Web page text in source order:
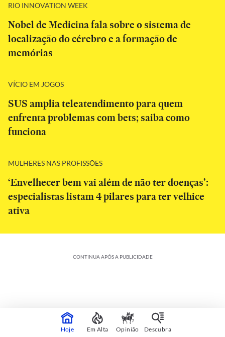
RIO INNOVATION WEEK
Nobel de Medicina fala sobre o sistema de
localização do cérebro e a formação de
memórias
VÍCIO EM JOGOS
SUS amplia teleatendimento para quem
enfrenta problemas com bets; saiba como
funciona
MULHERES NAS PROFISSÕES
‘Envelhecer bem vai além de não ter doenças’:
especialistas listam 4 pilares para ter velhice
ativa
CONTINUA APÓS A PUBLICIDADE
Hoje Em Alta Opinião Descubra